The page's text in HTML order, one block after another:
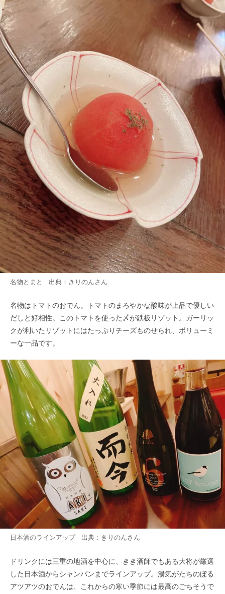
名物とまと 出典： きりのんさん
名物はトマトのおでん。トマトのまろやかな酸味が上品で優しい
だしと好相性。このトマトを使った〆が鉄板リゾット。ガーリッ
クが利いたリゾットにはたっぷりチーズものせられ、ボリューミ
ーな一品です。
日本酒のラインアップ 出典： きりのんさん
ドリンクには三重の地酒を中心に、きき酒師でもある大将が厳選
した日本酒からシャンパンまでラインアップ。湯気がたちのぼる
アツアツのおでんは、これからの寒い季節には最高のごちそうで